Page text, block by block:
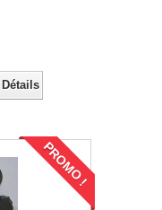
Détails
PROMO !